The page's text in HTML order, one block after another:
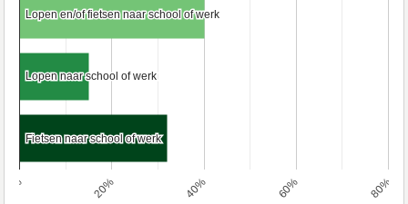
0% 20% 40% 60% 80%
Lopen en/of fietsen naar school of werk
Lopen en/of fietsen naar school of werk
Lopen naar school of werk
Lopen naar school of werk
Fietsen naar school of werk
Fietsen naar school of werk